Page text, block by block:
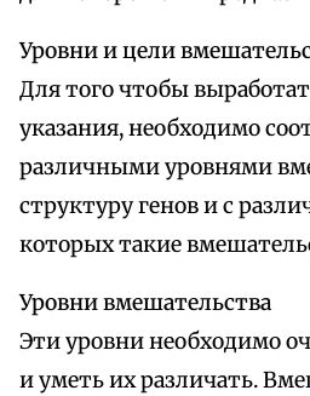
Уровни и цели
Для того чтобы
указания, необходимо
различными уровнями
структуру генов и с
которых такие
Уровни вмешательства
Эти уровни необходимо
и уметь их различать.